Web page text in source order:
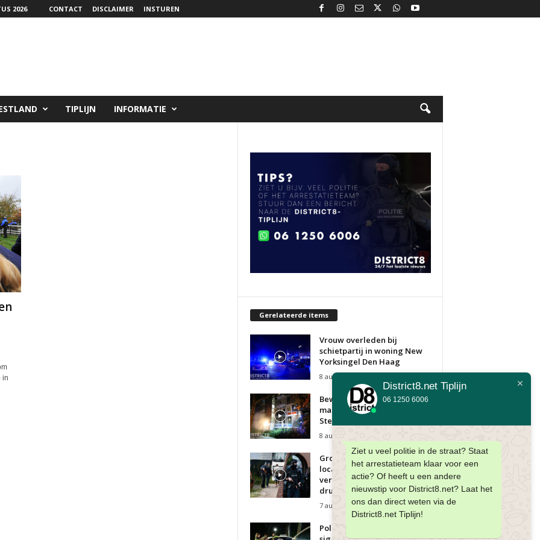
2026 CONTACT DISCLAIMER INSTUREN
TIPLIJN INFORMATIE
in
Gerelateerde items
Vrouw overleden bij
schietpartij in woning New
Yorksingel Den Haag
8 augustus 2026
Bewoner gewond bij korte
maar felle woningbrand
Sterrenoord Den Haag
8 augustus 2026
Grote politieacties op twee
locaties, meerdere
verdachten aangehouden in
drugsonderzoek Den...
7 augustus 2026
Politie treft ruim 1,2 miljoen
District8.net Tiplijn
06 1250 6006
Ziet u veel politie in de straat? Staat
het arrestatieteam klaar voor een
actie? Of heeft u een andere
nieuwstip voor District8.net? Laat het
ons dan direct weten via de
District8.net Tiplijn!